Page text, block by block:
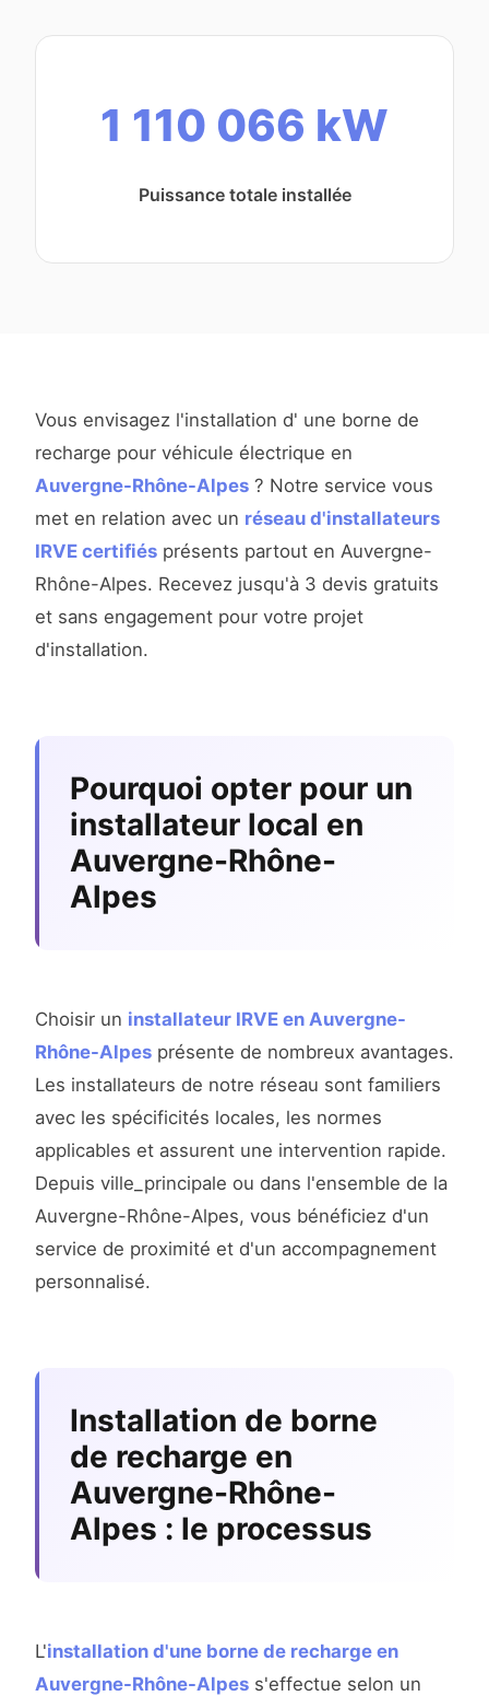
1 110 066 kW
Puissance totale installée
Vous envisagez l'installation d' une borne de
recharge pour véhicule électrique en
Auvergne-Rhône-Alpes ? Notre service vous
met en relation avec un réseau d'installateurs
IRVE certifiés présents partout en Auvergne-
Rhône-Alpes. Recevez jusqu'à 3 devis gratuits
et sans engagement pour votre projet
d'installation.
Pourquoi opter pour un
installateur local en
Auvergne-Rhône-
Alpes
Choisir un installateur IRVE en Auvergne-
Rhône-Alpes présente de nombreux avantages.
Les installateurs de notre réseau sont familiers
avec les spécificités locales, les normes
applicables et assurent une intervention rapide.
Depuis ville_principale ou dans l'ensemble de la
Auvergne-Rhône-Alpes, vous bénéficiez d'un
service de proximité et d'un accompagnement
personnalisé.
Installation de borne
de recharge en
Auvergne-Rhône-
Alpes : le processus
L'installation d'une borne de recharge en
Auvergne-Rhône-Alpes s'effectue selon un